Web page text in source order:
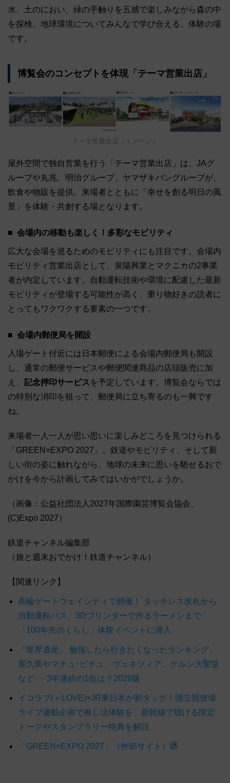
水、土のにおい、緑の手触りを五感で楽しみながら森の中
を探検。地球環境についてみんなで学び合える、体験の場
です。
博覧会のコンセプトを体現「テーマ営業出店」
テーマ営業出店（イメージ）
屋外空間で独自営業を行う「テーマ営業出店」は、JAグ
ループや丸兆、明治グループ、ヤマザキパングループが、
飲食や物販を提供。来場者とともに「幸せを創る明日の風
景」を体験・共創する場となります。
会場内の移動も楽しく！多彩なモビリティ
広大な会場を巡るためのモビリティにも注目です。会場内
モビリティ営業出店として、泉陽興業とマクニカの2事業
者が内定しています。自動運転技術や環境に配慮した最新
モビリティが登場する可能性が高く、乗り物好きの読者に
とってもワクワクする要素の一つです。
会場内郵便局を開設
入場ゲート付近には日本郵便による会場内郵便局も開設
し、通常の郵便サービスや郵便関連商品の店頭販売に加
え、 記念押印サービス を予定しています。博覧会ならでは
の特別な消印を狙って、郵便局に立ち寄るのも一興です
ね。
来場者一人一人が思い思いに楽しみどころを見つけられる
「GREEN×EXPO 2027」。鉄道やモビリティ、そして新
しい街の姿に触れながら、地球の未来に思いを馳せるおで
かけを今から計画してみてはいかがでしょうか。
（画像：公益社団法人2027年国際園芸博覧会協会、
(C)Expo 2027）
鉄道チャンネル編集部
（旅と週末おでかけ！鉄道チャンネル）
【関連リンク】
高輪ゲートウェイシティで開催！ タッチレス改札から
自動運転バス、3Dプリンターで作るラーメンまで
「100年先のくらし」体験イベントに潜入
「世界遺産」 勉強したら行きたくなったランキング、
屋久島やマチュ･ピチュ、ヴェネツィア、ケルン大聖堂
など･･･3年連続の1位は？2026版
イコラブ(＝LOVE)×JR東日本が初タッグ！国立競技場
ライブ連動企画で推し活体験を、新幹線で聴ける限定
トークやスタンプラリー特典を解説
「GREEN×EXPO 2027」（外部サイト）